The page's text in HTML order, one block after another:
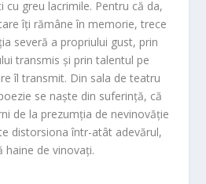
cu greu lacrimile. Pentru că da,
îți rămâne în memorie, trece
severă a propriului gust, prin
transmis și prin talentul pe
îl transmit. Din sala de teatru
se naște din suferință, că
de la prezumția de nevinovăție
distorsiona într-atât adevărul,
haine de vinovați.